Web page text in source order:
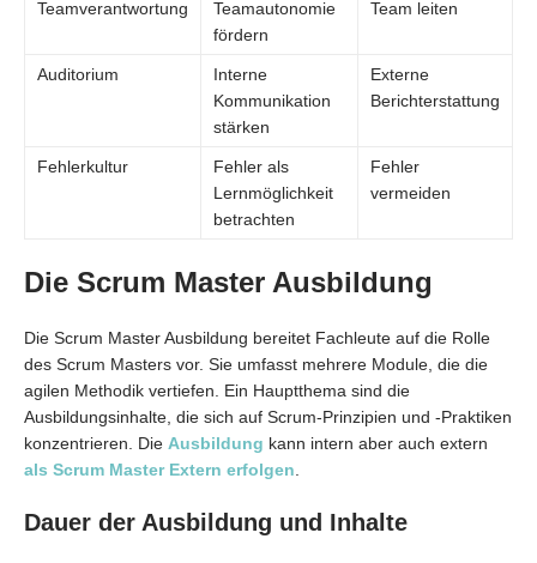
Teamverantwortung
Teamautonomie
fördern
Team leiten
Auditorium
Interne
Kommunikation
stärken
Externe
Berichterstattung
Fehlerkultur
Fehler als
Lernmöglichkeit
betrachten
Fehler
vermeiden
Die Scrum Master Ausbildung
Die Scrum Master Ausbildung bereitet Fachleute auf die Rolle
des Scrum Masters vor. Sie umfasst mehrere Module, die die
agilen Methodik vertiefen. Ein Hauptthema sind die
Ausbildungsinhalte, die sich auf Scrum-Prinzipien und -Praktiken
konzentrieren. Die Ausbildung kann intern aber auch extern
als Scrum Master Extern erfolgen
Dauer der Ausbildung und Inhalte